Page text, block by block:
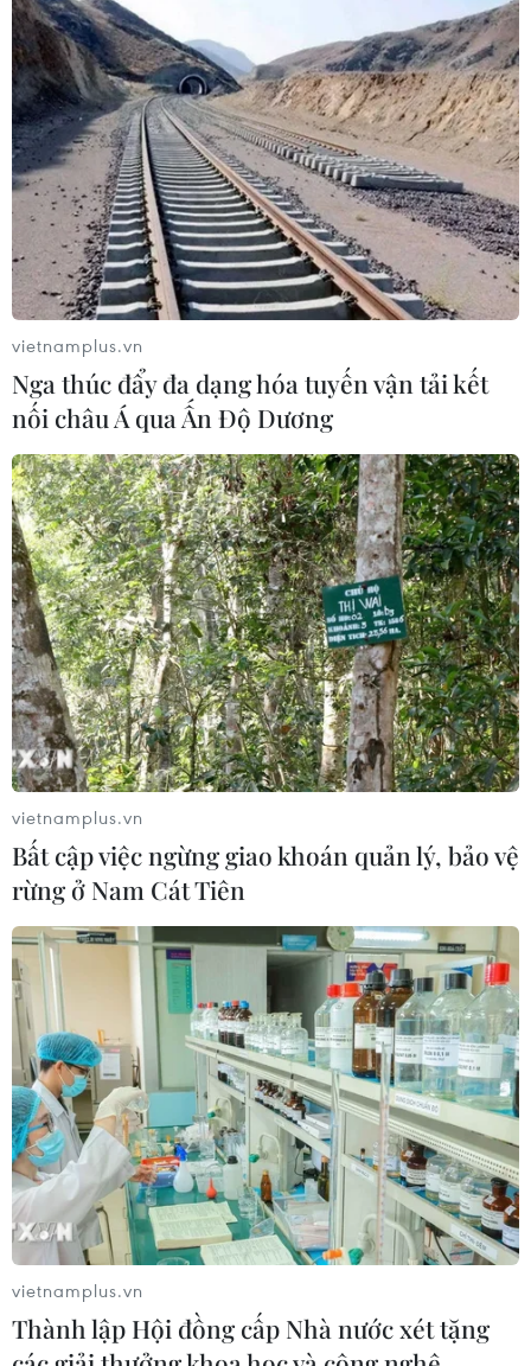
vietnamplus.vn
Nga thúc đẩy đa dạng hóa tuyến vận tải kết
nối châu Á qua Ấn Độ Dương
vietnamplus.vn
Bất cập việc ngừng giao khoán quản lý, bảo vệ
rừng ở Nam Cát Tiên
vietnamplus.vn
Thành lập Hội đồng cấp Nhà nước xét tặng